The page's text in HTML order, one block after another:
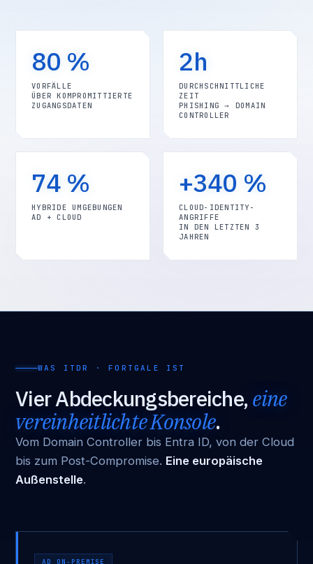
80 %
VORFÄLLE
ÜBER KOMPROMITTIERTE
ZUGANGSDATEN
2h
DURCHSCHNITTLICHE
ZEIT
PHISHING → DOMAIN
CONTROLLER
74 %
HYBRIDE UMGEBUNGEN
AD + CLOUD
+340 %
CLOUD-IDENTITY-
ANGRIFFE
IN DEN LETZTEN 3
JAHREN
WAS ITDR · FORTGALE IST
Vier Abdeckungsbereiche, eine
vereinheitlichte Konsole.
Vom Domain Controller bis Entra ID, von der Cloud
bis zum Post-Compromise. Eine europäische
Außenstelle.
AD ON-PREMISE